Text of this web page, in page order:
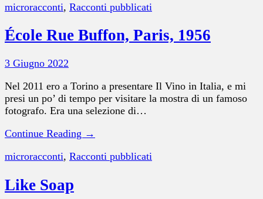
microracconti, Racconti pubblicati
École Rue Buffon, Paris, 1956
3 Giugno 2022
Nel 2011 ero a Torino a presentare Il Vino in Italia, e mi
presi un po’ di tempo per visitare la mostra di un famoso
fotografo. Era una selezione di…
Continue Reading →
microracconti, Racconti pubblicati
Like Soap